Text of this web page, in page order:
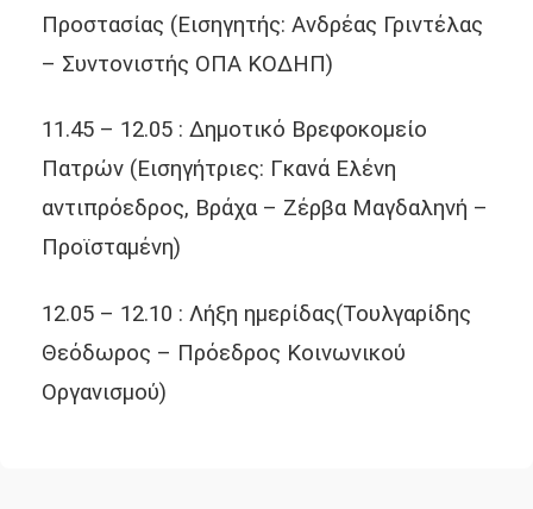
Προστασίας (Εισηγητής: Ανδρέας Γριντέλας
– Συντονιστής ΟΠΑ ΚΟΔΗΠ)
11.45 – 12.05 : Δημοτικό Βρεφοκομείο
Πατρών (Εισηγήτριες: Γκανά Ελένη
αντιπρόεδρος, Βράχα – Ζέρβα Μαγδαληνή –
Προϊσταμένη)
12.05 – 12.10 : Λήξη ημερίδας(Τουλγαρίδης
Θεόδωρος – Πρόεδρος Κοινωνικού
Οργανισμού)